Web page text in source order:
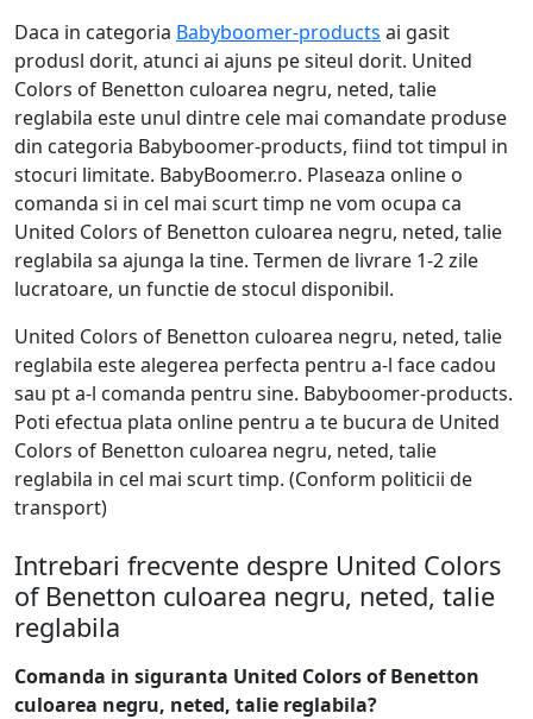
Daca in categoria Babyboomer-products ai gasit
produsl dorit, atunci ai ajuns pe siteul dorit. United
Colors of Benetton culoarea negru, neted, talie
reglabila este unul dintre cele mai comandate produse
din categoria Babyboomer-products, fiind tot timpul in
stocuri limitate. BabyBoomer.ro. Plaseaza online o
comanda si in cel mai scurt timp ne vom ocupa ca
United Colors of Benetton culoarea negru, neted, talie
reglabila sa ajunga la tine. Termen de livrare 1-2 zile
lucratoare, un functie de stocul disponibil.
United Colors of Benetton culoarea negru, neted, talie
reglabila este alegerea perfecta pentru a-l face cadou
sau pt a-l comanda pentru sine. Babyboomer-products.
Poti efectua plata online pentru a te bucura de United
Colors of Benetton culoarea negru, neted, talie
reglabila in cel mai scurt timp. (Conform politicii de
transport)
Intrebari frecvente despre United Colors
of Benetton culoarea negru, neted, talie
reglabila
Comanda in siguranta United Colors of Benetton
culoarea negru, neted, talie reglabila?